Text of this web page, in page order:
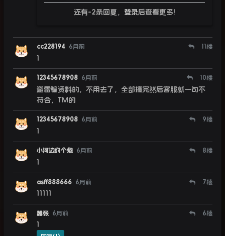
还有-2条回复， 登录后查看更多!
cc228194 6月前 11 楼
1
12345678908 6月前 10楼
避雷骗资料的，不用去了，全部搞完然后客服就一句不
符合，TM的
12345678908 6月前 9楼
1
小河边约个炮 6月前 8楼
1
asff888666 6月前 7楼
11111
嚣张 6月前 6楼
1